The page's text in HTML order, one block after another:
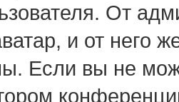
От
и от него
Если вы не